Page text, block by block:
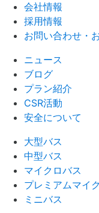
会社情報
採用情報
お問い合わせ・
ニュース
ブログ
プラン紹介
CSR活動
安全について
大型バス
中型バス
マイクロバス
プレミアムマイ
ミニバス